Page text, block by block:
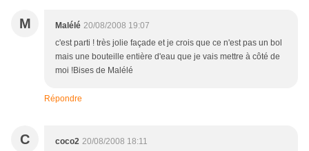
M Malélé 20/08/2008 19:07
c'est parti ! très jolie façade et je crois que ce n'est pas un bol
mais une bouteille entière d'eau que je vais mettre à côté de
moi !Bises de Malélé
Répondre
C coco2 20/08/2008 18:11